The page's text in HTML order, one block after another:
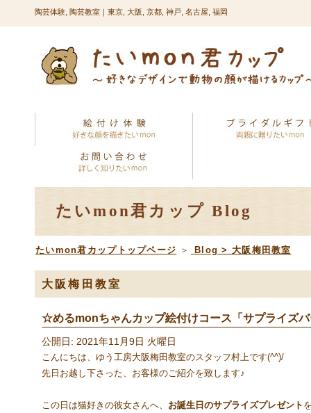
陶芸体験, 陶芸教室｜東京, 大阪, 京都, 神戸, 名古屋, 福岡
たいmon君カップ Blog
たいmon君カップトップページ ＞ Blog >大阪梅田教室
大阪梅田教室
☆めるmonちゃんカップ絵付けコース「サプライズ
公開日: 2021年11月9日 火曜日
こんにちは、ゆう工房大阪梅田教室のスタッフ村上です(^^)/
先日お越し下さった、お客様のご紹介を致します♪
この日は猫好きの彼女さんへ、 お誕生日のサプライズプレゼント